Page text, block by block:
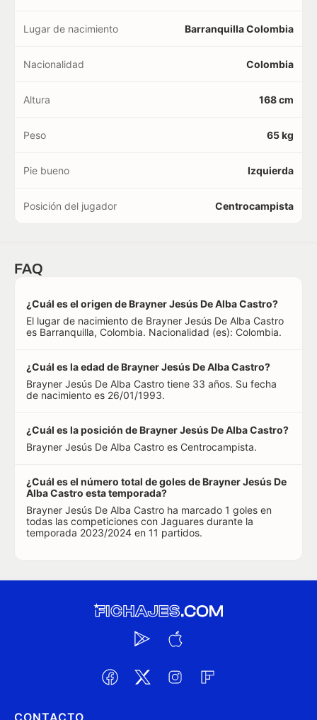
Lugar de nacimiento Barranquilla Colombia
Nacionalidad Colombia
Altura 168 cm
Peso 65 kg
Pie bueno Izquierda
Posición del jugador Centrocampista
FAQ
¿Cuál es el origen de Brayner Jesús De Alba Castro?
El lugar de nacimiento de Brayner Jesús De Alba Castro
es Barranquilla, Colombia. Nacionalidad (es): Colombia.
¿Cuál es la edad de Brayner Jesús De Alba Castro?
Brayner Jesús De Alba Castro tiene 33 años. Su fecha
de nacimiento es 26/01/1993.
¿Cuál es la posición de Brayner Jesús De Alba Castro?
Brayner Jesús De Alba Castro es Centrocampista.
¿Cuál es el número total de goles de Brayner Jesús De
Alba Castro esta temporada?
Brayner Jesús De Alba Castro ha marcado 1 goles en
todas las competiciones con Jaguares durante la
temporada 2023/2024 en 11 partidos.
CONTACTO